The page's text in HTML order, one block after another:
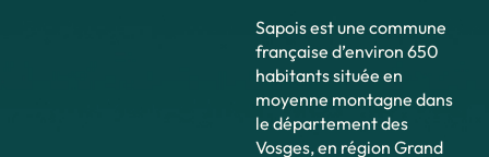
Sapois est une commune
française d’environ 650
habitants située en
moyenne montagne dans
le département des
Vosges, en région Grand